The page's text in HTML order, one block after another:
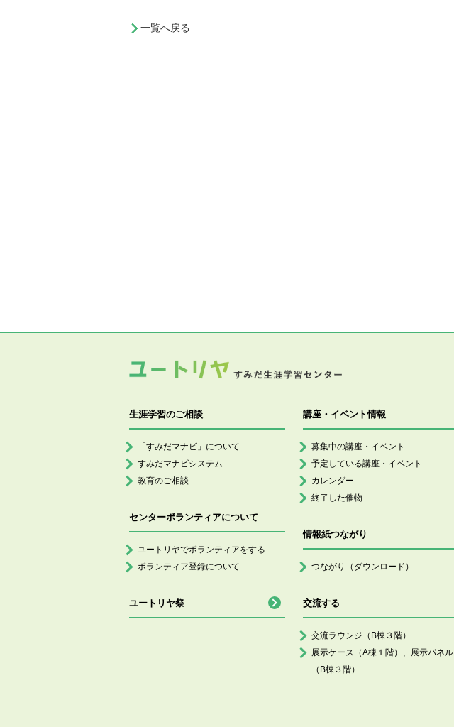
一覧へ戻る
生涯学習のご相談
「すみだマナビ」について
すみだマナビシステム
教育のご相談
センターボランティアについて
ユートリヤでボランティアをする
ボランティア登録について
ユートリヤ祭
講座・イベント情報
募集中の講座・イベント
予定している講座・イベント
カレンダー
終了した催物
情報紙つながり
つながり（ダウンロード）
交流する
交流ラウンジ（B棟３階）
展示ケース（A棟１階）、展示パネル
（B棟３階）